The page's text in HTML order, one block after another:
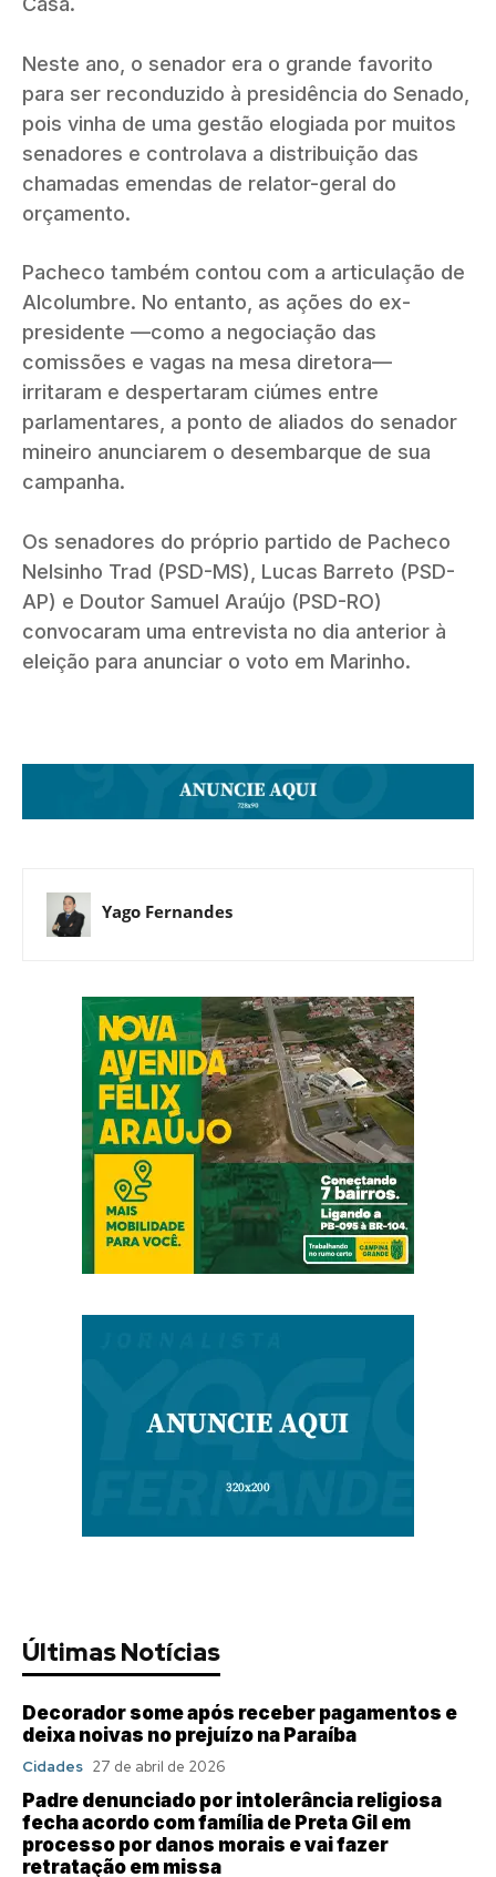
Neste ano, o senador era o grande favorito
para ser reconduzido à presidência do Senado,
pois vinha de uma gestão elogiada por muitos
senadores e controlava a distribuição das
chamadas emendas de relator-geral do
orçamento.
Pacheco também contou com a articulação de
Alcolumbre. No entanto, as ações do ex-
presidente —como a negociação das
comissões e vagas na mesa diretora—
irritaram e despertaram ciúmes entre
parlamentares, a ponto de aliados do senador
mineiro anunciarem o desembarque de sua
campanha.
Os senadores do próprio partido de Pacheco
Nelsinho Trad (PSD-MS), Lucas Barreto (PSD-
AP) e Doutor Samuel Araújo (PSD-RO)
convocaram uma entrevista no dia anterior à
eleição para anunciar o voto em Marinho.
Yago Fernandes
Últimas Notícias
Decorador some após receber pagamentos e
deixa noivas no prejuízo na Paraíba
Cidades 27 de abril de 2026
Padre denunciado por intolerância religiosa
fecha acordo com família de Preta Gil em
processo por danos morais e vai fazer
retratação em missa